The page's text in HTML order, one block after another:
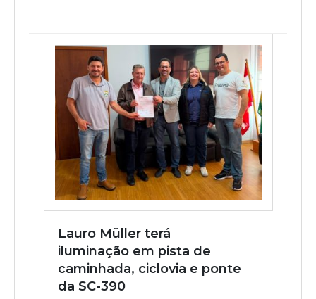
Lauro Müller terá
iluminação em pista de
caminhada, ciclovia e ponte
da SC-390